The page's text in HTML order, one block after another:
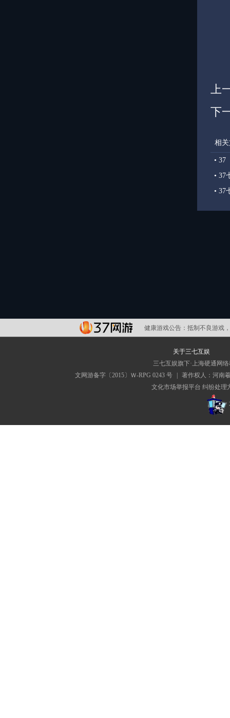
上
下
相
• 37
• 37
• 37
健康游戏公告： 抵制不良游戏
关于三七互娱
三七互娱旗下·上海硬通网
文网游备字〔2015〕Ｗ-RPG 0243 号
著作权人：河南
文化市场举报平台 纠纷处理